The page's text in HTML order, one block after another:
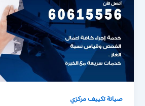
صيانة تكييف مركزي